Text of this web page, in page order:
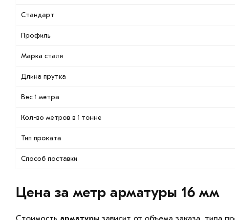
Стандарт
Профиль
Марка стали
Длина прутка
Вес 1 метра
Кол-во метров в 1 тонне
Тип проката
Способ поставки
Цена за метр арматуры 16 мм
Стоимость арматуры зависит от объема заказа, типа